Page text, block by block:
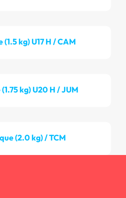
(1.5 kg) U17 H / CAM
kg) U20 H / JUM
(2.0 kg) / TCM